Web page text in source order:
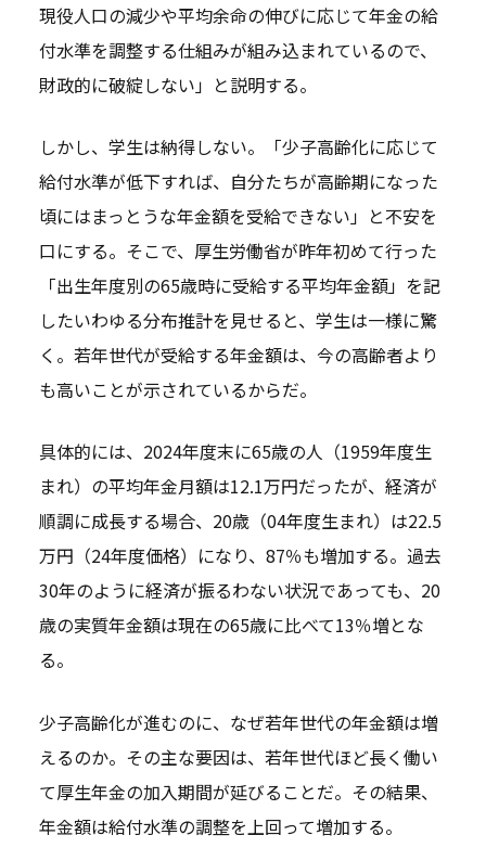
現役人口の減少や平均余命の伸びに応じて年金の給
付水準を調整する仕組みが組み込まれているので、
財政的に破綻しない」と説明する。
しかし、学生は納得しない。「少子高齢化に応じて
給付水準が低下すれば、自分たちが高齢期になった
頃にはまっとうな年金額を受給できない」と不安を
口にする。そこで、厚生労働省が昨年初めて行った
「出生年度別の65歳時に受給する平均年金額」を記
したいわゆる分布推計を見せると、学生は一様に驚
く。若年世代が受給する年金額は、今の高齢者より
も高いことが示されているからだ。
具体的には、2024年度末に65歳の人（1959年度生
まれ）の平均年金月額は12.1万円だったが、経済が
順調に成長する場合、20歳（04年度生まれ）は22.5
万円（24年度価格）になり、87％も増加する。過去
30年のように経済が振るわない状況であっても、20
歳の実質年金額は現在の65歳に比べて13％増とな
る。
少子高齢化が進むのに、なぜ若年世代の年金額は増
えるのか。その主な要因は、若年世代ほど長く働い
て厚生年金の加入期間が延びることだ。その結果、
年金額は給付水準の調整を上回って増加する。